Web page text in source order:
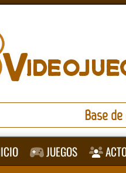
Base
JUEGOS